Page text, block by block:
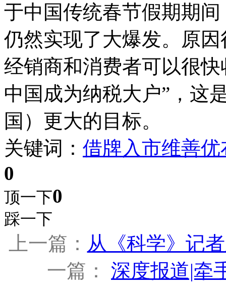
于中国传统春节假期期
仍然实现了大爆发。原
经销商和消费者可以很
中国成为纳税大户”，这
国）更大的目标。
关键词： 借牌入市维善优
0
顶一下0
踩一下
上一篇： 从《科学》记
一篇： 深度报道|牵